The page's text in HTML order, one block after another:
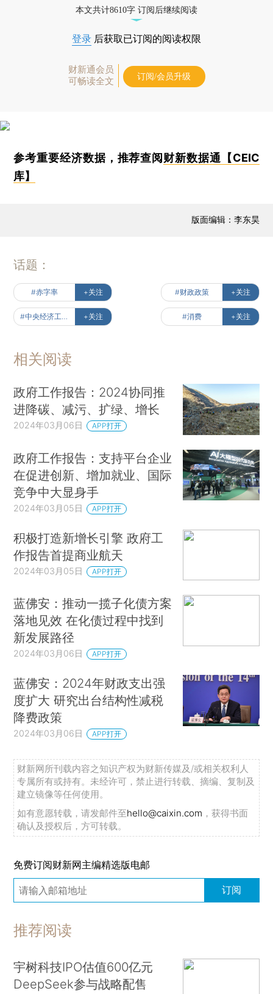
本文共计8610字 订阅后继续阅读
登录 后获取已订阅的阅读权限
财新通会员
可畅读全文
订阅/会员升级
参考重要经济数据，推荐查阅财新数据通【CEIC
库】
版面编辑：李东昊
话题：
#赤字率 +关注 #财政政策 +关注
+关注 #消费 +关注
相关阅读
政府工作报告：2024协同推
进降碳、减污、扩绿、增长
2024年03月06日 APP打开
政府工作报告：支持平台企业
在促进创新、增加就业、国际
竞争中大显身手
2024年03月05日 APP打开
积极打造新增长引擎 政府工
作报告首提商业航天
2024年03月05日 APP打开
蓝佛安：推动一揽子化债方案
落地见效 在化债过程中找到
新发展路径
2024年03月06日 APP打开
蓝佛安：2024年财政支出强
度扩大 研究出台结构性减税
降费政策
2024年03月06日 APP打开
财新网所刊载内容之知识产权为财新传媒及/或相关权利人
专属所有或持有。未经许可，禁止进行转载、摘编、复制及
建立镜像等任何使用。
如有意愿转载，请发邮件至hello@caixin.com ，获得书面
确认及授权后，方可转载。
免费订阅财新网主编精选版电邮
订阅
推荐阅读
宇树科技IPO估值600亿元
DeepSeek参与战略配售